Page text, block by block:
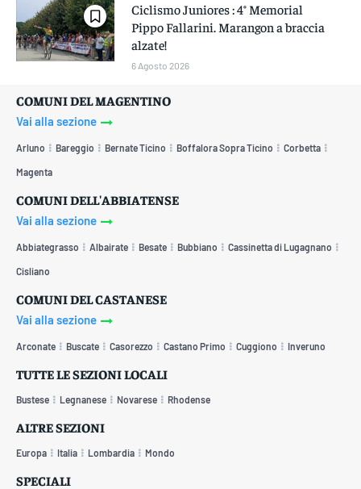
Ciclismo Juniores : 4° Memorial
Pippo Fallarini. Marangon a braccia
alzate!
6 Agosto 2026
COMUNI DEL MAGENTINO
Vai alla sezione
Arluno Bareggio Bernate Ticino Boffalora Sopra Ticino Corbetta
Magenta
COMUNI DELL'ABBIATENSE
Vai alla sezione
Abbiategrasso Albairate Besate Bubbiano Cassinetta di Lugagnano
Cisliano
COMUNI DEL CASTANESE
Vai alla sezione
Arconate Buscate Casorezzo Castano Primo Cuggiono Inveruno
TUTTE LE SEZIONI LOCALI
Bustese Legnanese Novarese Rhodense
ALTRE SEZIONI
Europa Italia Lombardia Mondo
SPECIALI